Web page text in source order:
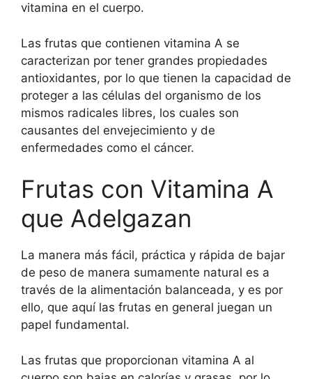
vitamina en el cuerpo.
Las frutas que contienen vitamina A se
caracterizan por tener grandes propiedades
antioxidantes, por lo que tienen la capacidad de
proteger a las células del organismo de los
mismos radicales libres, los cuales son
causantes del envejecimiento y de
enfermedades como el cáncer.
Frutas con Vitamina A
que Adelgazan
La manera más fácil, práctica y rápida de bajar
de peso de manera sumamente natural es a
través de la alimentación balanceada, y es por
ello, que aquí las frutas en general juegan un
papel fundamental.
Las frutas que proporcionan vitamina A al